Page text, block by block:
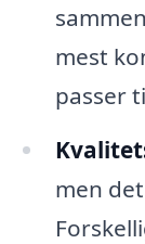
mest
passer
men